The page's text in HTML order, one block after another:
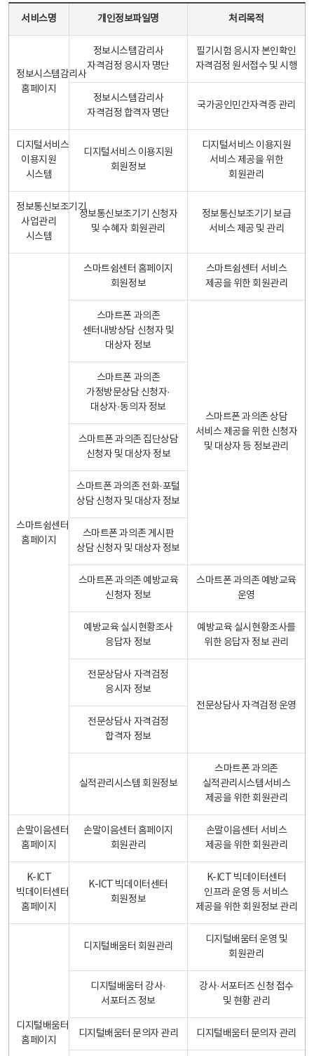
서비스명 개인정보파일명 처리목적
정보시스템감리사
홈페이지
정보시스템감리사
자격검정 응시자 명단
필기시험 응시자 본인확인
자격검정 원서접수 및 시행
정보시스템감리사
자격검정 합격자 명단
국가공인민간자격증 관리
디지털서비스
이용지원
시스템
디지털서비스 이용지원
회원정보
디지털서비스 이용지원
서비스 제공을 위한
회원관리
정보통신보조기기
사업관리
시스템
정보통신보조기기 신청자
및 수혜자 회원관리
정보통신보조기기 보급
서비스 제공 및 관리
스마트쉼센터
홈페이지
스마트쉼센터 홈페이지
회원정보
스마트쉼센터 서비스
제공을 위한 회원관리
스마트폰 과의존
센터내방상담 신청자 및
대상자 정보
스마트폰 과의존 상담
서비스 제공을 위한 신청자
및 대상자 등 정보관리
스마트폰 과의존
가정방문상담 신청자·
대상자·동의자 정보
스마트폰 과의존 집단상담
신청자 및 대상자 정보
스마트폰 과의존 전화·포털
상담 신청자 및 대상자 정보
스마트폰 과의존 게시판
상담 신청자 및 대상자 정보
스마트폰 과의존 예방교육
신청자 정보
스마트폰 과의존 예방교육
운영
예방교육 실시현황조사
응답자 정보
예방교육 실시현황조사를
위한 응답자 정보 관리
전문상담사 자격검정
응시자 정보
전문상담사 자격검정 운영
전문상담사 자격검정
합격자 정보
실적관리시스템 회원정보
스마트폰 과의존
실적관리시스템서비스
제공을 위한 회원관리
손말이음센터
홈페이지
손말이음센터 홈페이지
회원관리
손말이음센터 서비스
제공을 위한 회원관리
K-ICT
빅데이터센터
홈페이지
K-ICT 빅데이터센터
회원정보
K-ICT 빅데이터센터
인프라 운영 등 서비스
제공을 위한 회원정보 관리
디지털배움터
홈페이지
디지털배움터 회원관리
디지털배움터 운영 및
회원관리
디지털배움터 강사·
서포터즈 정보
강사·서포터즈 신청 접수
및 현황 관리
디지털배움터 문의자 관리 디지털배움터 문의자 관리